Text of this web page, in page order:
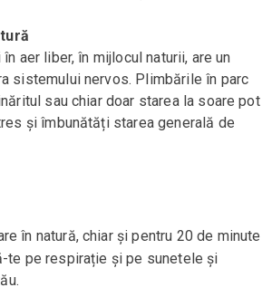
aer liber, în mijlocul naturii, are un
sistemului nervos. Plimbările în parc
sau chiar doar starea la soare pot
și îmbunătăți starea generală de
în natură, chiar și pentru 20 de minute
te pe respirație și pe sunetele și